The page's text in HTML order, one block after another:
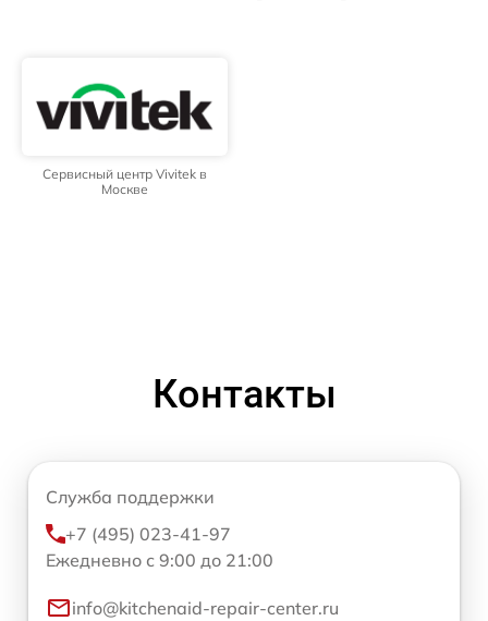
Сервисный центр Vivitek в
Москве
Контакты
Служба поддержки
+7 (495) 023-41-97
Ежедневно с 9:00 до 21:00
info@kitchenaid-repair-center.ru